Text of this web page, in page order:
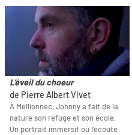
L'éveil du choeur
de Pierre Albert Vivet
À Mellionnec, Johnny a fait de la
nature son refuge et son école.
Un portrait immersif où l’écoute